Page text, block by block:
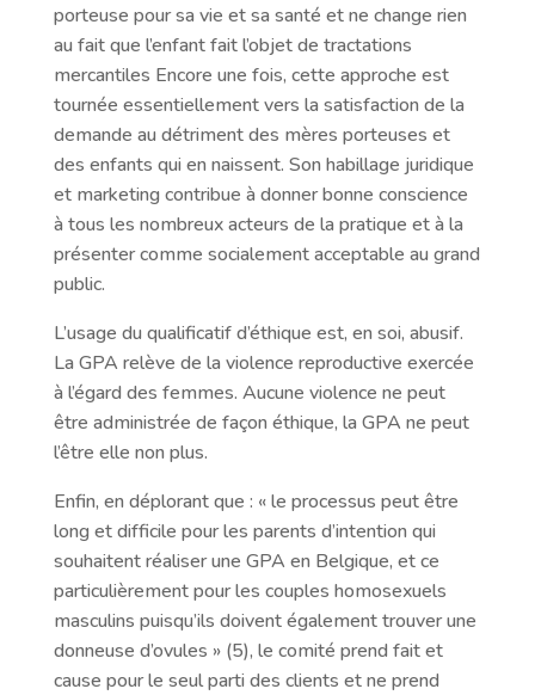
porteuse pour sa vie et sa santé et ne change rien
au fait que l’enfant fait l’objet de tractations
mercantiles Encore une fois, cette approche est
tournée essentiellement vers la satisfaction de la
demande au détriment des mères porteuses et
des enfants qui en naissent. Son habillage juridique
et marketing contribue à donner bonne conscience
à tous les nombreux acteurs de la pratique et à la
présenter comme socialement acceptable au grand
public.
L’usage du qualificatif d’éthique est, en soi, abusif.
La GPA relève de la violence reproductive exercée
à l’égard des femmes. Aucune violence ne peut
être administrée de façon éthique, la GPA ne peut
l’être elle non plus.
Enfin, en déplorant que : « le processus peut être
long et difficile pour les parents d’intention qui
souhaitent réaliser une GPA en Belgique, et ce
particulièrement pour les couples homosexuels
masculins puisqu’ils doivent également trouver une
donneuse d’ovules » (5), le comité prend fait et
cause pour le seul parti des clients et ne prend